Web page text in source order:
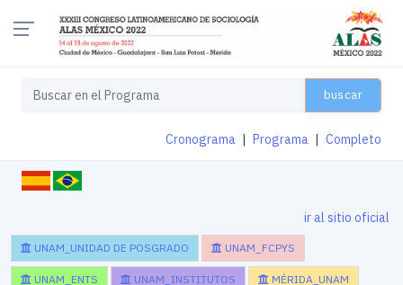
buscar
Cronograma Programa Completo
ir al sitio oficial
UNAM_UNIDAD DE POSGRADO UNAM_FCPYS
UNAM_ENTS UNAM_INSTITUTOS MÉRIDA_UNAM